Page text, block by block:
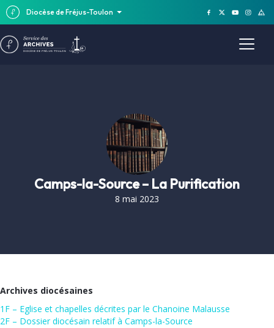
Diocèse de Fréjus-Toulon
Camps-la-Source – La Purification
8 mai 2023
Archives diocésaines
1F – Eglise et chapelles décrites par le Chanoine Malausse
2F – Dossier diocésain relatif à Camps-la-Source